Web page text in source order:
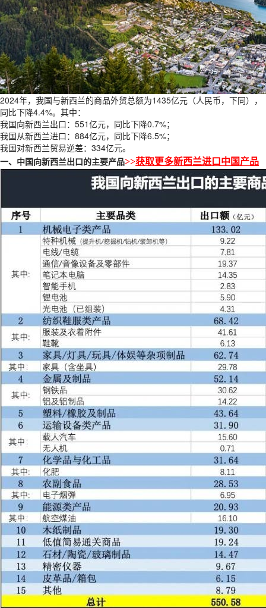
2024年，我国与新西兰的商品外贸总额为1435亿元（人民币，下同），
同比下降4.4%。其中：
我国向新西兰出口：551亿元，同比下降0.7%；
我国从新西兰进口：884亿元，同比下降6.5%；
我国对新西兰贸易逆差：334亿元。
一、中国向新西兰出口的主要产品>>获取更多新西兰进口中国产品